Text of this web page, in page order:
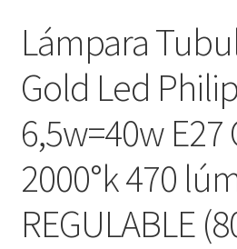
Lámpara
Gold Led
6,5w=40w E27
2000°k 470
REGULABLE